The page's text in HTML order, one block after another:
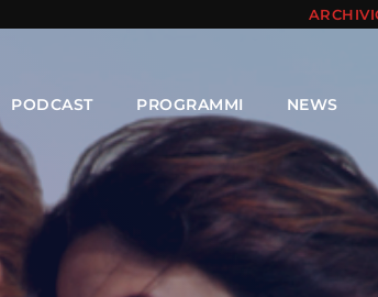
PODCAST PROGRAMMI NEWS